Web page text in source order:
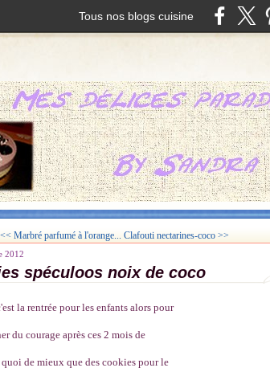
Tous nos blogs cuisine
<< Marbré parfumé à l'orange... Clafouti nectarines-coco >>
2012
spéculoos noix de coco
la rentrée pour les enfants alors pour
du courage après ces 2 mois de
quoi de mieux que des cookies pour le